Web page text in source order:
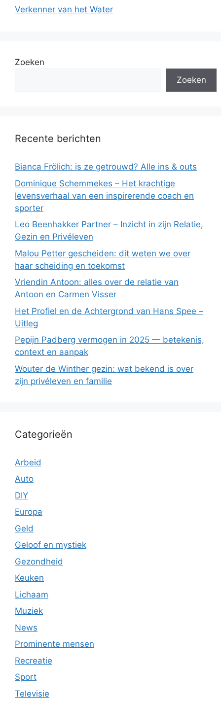
Verkenner van het Water
Zoeken
Zoeken
Recente berichten
Bianca Frölich: is ze getrouwd? Alle ins & outs
Dominique Schemmekes – Het krachtige
levensverhaal van een inspirerende coach en
sporter
Leo Beenhakker Partner – Inzicht in zijn Relatie,
Gezin en Privéleven
Malou Petter gescheiden: dit weten we over
haar scheiding en toekomst
Vriendin Antoon: alles over de relatie van
Antoon en Carmen Visser
Het Profiel en de Achtergrond van Hans Spee –
Uitleg
Pepijn Padberg vermogen in 2025 — betekenis,
context en aanpak
Wouter de Winther gezin: wat bekend is over
zijn privéleven en familie
Categorieën
Arbeid
Auto
DIY
Europa
Geld
Geloof en mystiek
Gezondheid
Keuken
Lichaam
Muziek
News
Prominente mensen
Recreatie
Sport
Televisie